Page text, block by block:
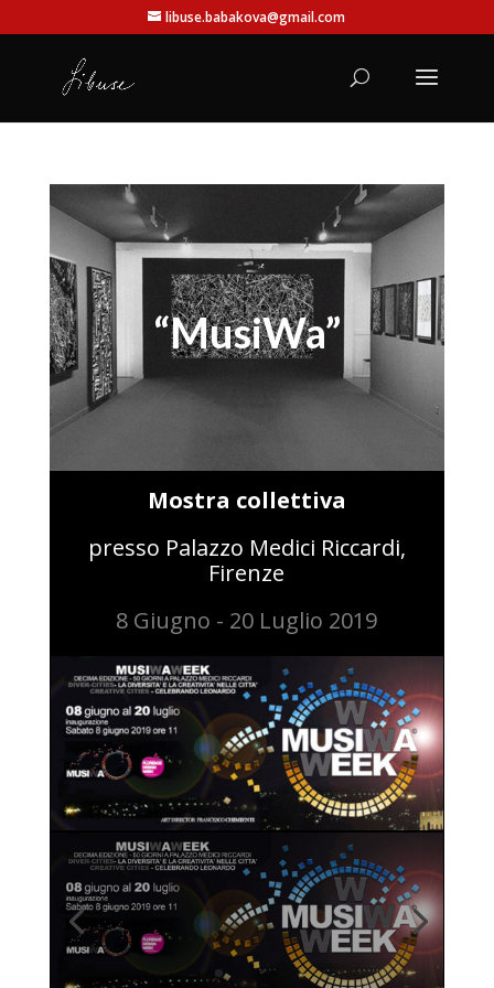
libuse.babakova@gmail.com
“MusiWa”
Mostra collettiva
presso Palazzo Medici Riccardi,
Firenze
8 Giugno - 20 Luglio 2019